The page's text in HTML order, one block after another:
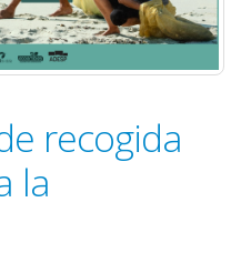
recogida
la